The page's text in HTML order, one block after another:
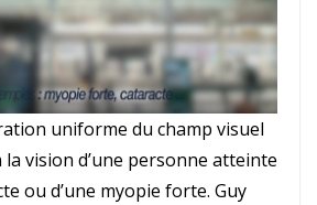
uniforme du champ visuel
vision d’une personne atteinte
ou d’une myopie forte. Guy